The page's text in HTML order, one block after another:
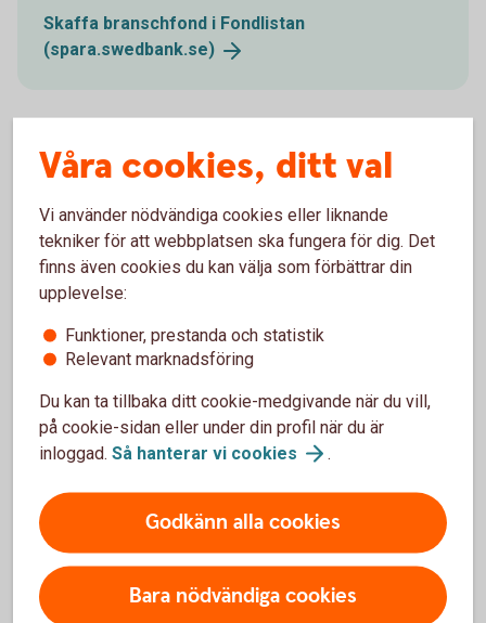
Skaffa branschfond i Fondlistan
(spara.swedbank.se)
Globala och regionala
branschfonder
Det finns två typer av branschfonder - globala och
regionala. Den förstnämnda kategorin investerar mest på
global basis. Detta minskar risken då en bolagsspecifik
händelse inte har inte samma inverkan i en global fond som
en regional. De globala branschfonderna har med andra ord
i avkastning kan vara större.
Mer information
Våra temafonder / branschfonder
(swedbank-aktiellt.se)
Våra cookies, ditt val
Vi använder nödvändiga cookies eller liknande
tekniker för att webbplatsen ska fungera för dig. Det
finns även cookies du kan välja som förbättrar din
upplevelse:
Funktioner, prestanda och statistik
Relevant marknadsföring
Du kan ta tillbaka ditt cookie-medgivande när du vill,
på cookie-sidan eller under din profil när du är
inloggad. Så hanterar vi cookies .
Godkänn alla cookies
Bara nödvändiga cookies